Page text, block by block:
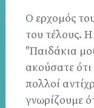
Ο ερχομός
του τέλους.
"Παιδάκια
ακούσατε ότι
πολλοί
γνωρίζουμε